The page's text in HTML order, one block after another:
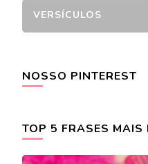
VERSÍCULOS
NOSSO PINTEREST
TOP 5 FRASES MAIS